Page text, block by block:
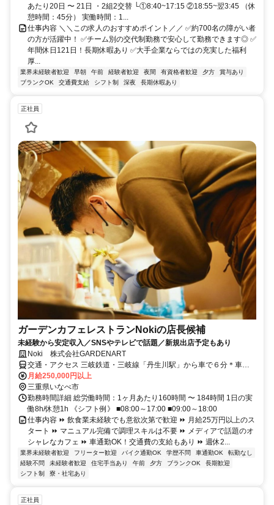
あたり20日 〜 21日 ・2組2交替 └①8:40~17:15 ②18:55~翌3:45 （休
憩時間：45分） 実働時間：1...
仕事内容 ＼＼この求人のおすすめポイント／／ ✅約700名の障がい者
の方が活躍中！ ✅チーム別の交代制勤務で安心して勤務できます◎ ✅
年間休日121日！長期休暇あり ✅大手企業ならではの充実した福利
厚...
業界未経験者歓迎 早朝 午前 経験者歓迎 夜間 有資格者歓迎 夕方
賞与あり
ブランクOK
交通費支給 シフト制 深夜 長期休暇あり
正社員
ガーデンカフェレストランNokiの店長候補
未経験から安定収入／SNSやテレビで話題／新規出店予定もあり
Noki 株式会社GARDENART
交通・アクセス 三岐鉄道・三岐線「丹生川駅」から車で６分＊車通
勤OK
月給250,000円以上
三重県いなべ市
勤務時間詳細 総労働時間：1ヶ月あたり160時間 〜 184時間 1日の実
働8h/休憩1h 《シフト例》 ■08:00～17:00 ■09:00～18:00
仕事内容 ⏩ 飲食業未経験でも意欲次第で歓迎 ⏩ 月給25万円以上のス
タート ⏩ マニュアル完備で調理スキルは不要 ⏩ メディアで話題のオ
シャレなカフェ ⏩ 車通勤OK！交通費の支給もあり ⏩ 週休2...
業界未経験者歓迎 フリーター歓迎 バイク通勤OK 学歴不問 車通勤OK
転勤なし
経験不問
未経験者歓迎 住宅手当あり 午前 夕方 ブランクOK
長期歓迎
シフト制
寮・社宅あり
正社員